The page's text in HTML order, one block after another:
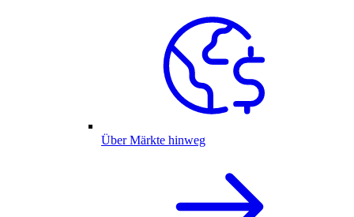
Über Märkte hinweg